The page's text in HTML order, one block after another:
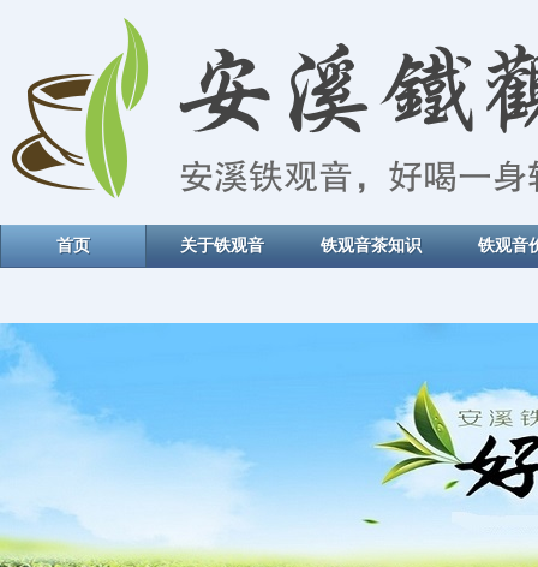
首页 关于铁观音 铁观音茶知识 铁观音